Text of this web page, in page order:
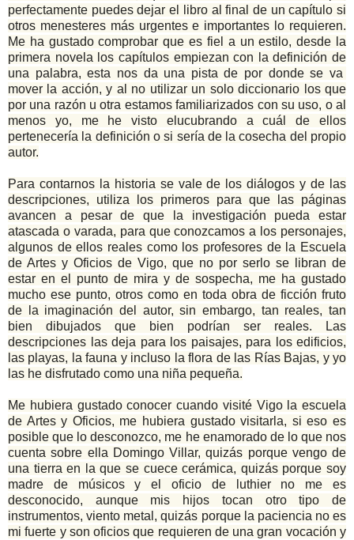
perfectamente puedes dejar el libro al final de un capítulo si
otros menesteres más urgentes e importantes lo requieren.
Me ha gustado comprobar que es fiel a un estilo, desde la
primera novela los capítulos empiezan con la definición de
una palabra, esta nos da una pista de por donde se va
mover la acción, y al no utilizar un solo diccionario los que
por una razón u otra estamos familiarizados con su uso, o al
menos yo, me he visto elucubrando a cuál de ellos
pertenecería la definición o si sería de la cosecha del propio
autor.
Para contarnos la historia se vale de los diálogos y de las
descripciones, utiliza los primeros para que las páginas
avancen a pesar de que la investigación pueda estar
atascada o varada, para que conozcamos a los personajes,
algunos de ellos reales como los profesores de la Escuela
de Artes y Oficios de Vigo, que no por serlo se libran de
estar en el punto de mira y de sospecha, me ha gustado
mucho ese punto, otros como en toda obra de ficción fruto
de la imaginación del autor, sin embargo, tan reales, tan
bien dibujados que bien podrían ser reales. Las
descripciones las deja para los paisajes, para los edificios,
las playas, la fauna y incluso la flora de las Rías Bajas, y yo
las he disfrutado como una niña pequeña.
Me hubiera gustado conocer cuando visité Vigo la escuela
de Artes y Oficios, me hubiera gustado visitarla, si eso es
posible que lo desconozco, me he enamorado de lo que nos
cuenta sobre ella Domingo Villar, quizás porque vengo de
una tierra en la que se cuece cerámica, quizás porque soy
madre de músicos y el oficio de luthier no me es
desconocido, aunque mis hijos tocan otro tipo de
instrumentos, viento metal, quizás porque la paciencia no es
mi fuerte y son oficios que requieren de una gran vocación y